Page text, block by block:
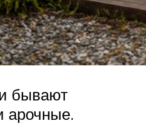
бывают
арочные.